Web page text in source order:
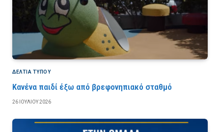
ΔΕΛΤΙΑ ΤΥΠΟΥ
Κανένα παιδί έξω από βρεφονηπιακό σταθμό
26 ΙΟΥΛΊΟΥ 2026